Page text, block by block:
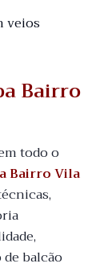
veios
Bairro
todo o
Bairro Vila
balcão